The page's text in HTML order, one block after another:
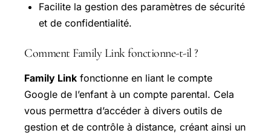
Facilite la gestion des paramètres de sécurité
et de confidentialité.
Comment Family Link fonctionne-t-il ?
Family Link fonctionne en liant le compte
Google de l’enfant à un compte parental. Cela
vous permettra d’accéder à divers outils de
gestion et de contrôle à distance, créant ainsi un